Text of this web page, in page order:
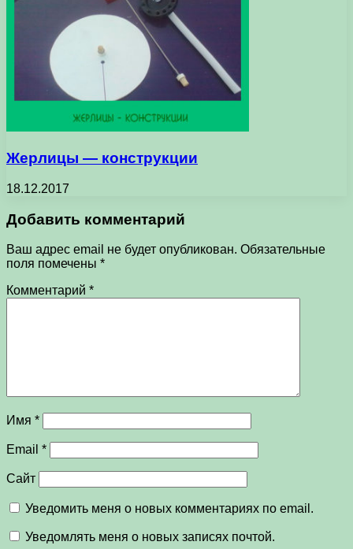
Жерлицы — конструкции
18.12.2017
Добавить комментарий
Ваш адрес email не будет опубликован. Обязательные
поля помечены *
Комментарий *
Имя *
Email *
Сайт
Уведомить меня о новых комментариях по email.
Уведомлять меня о новых записях почтой.